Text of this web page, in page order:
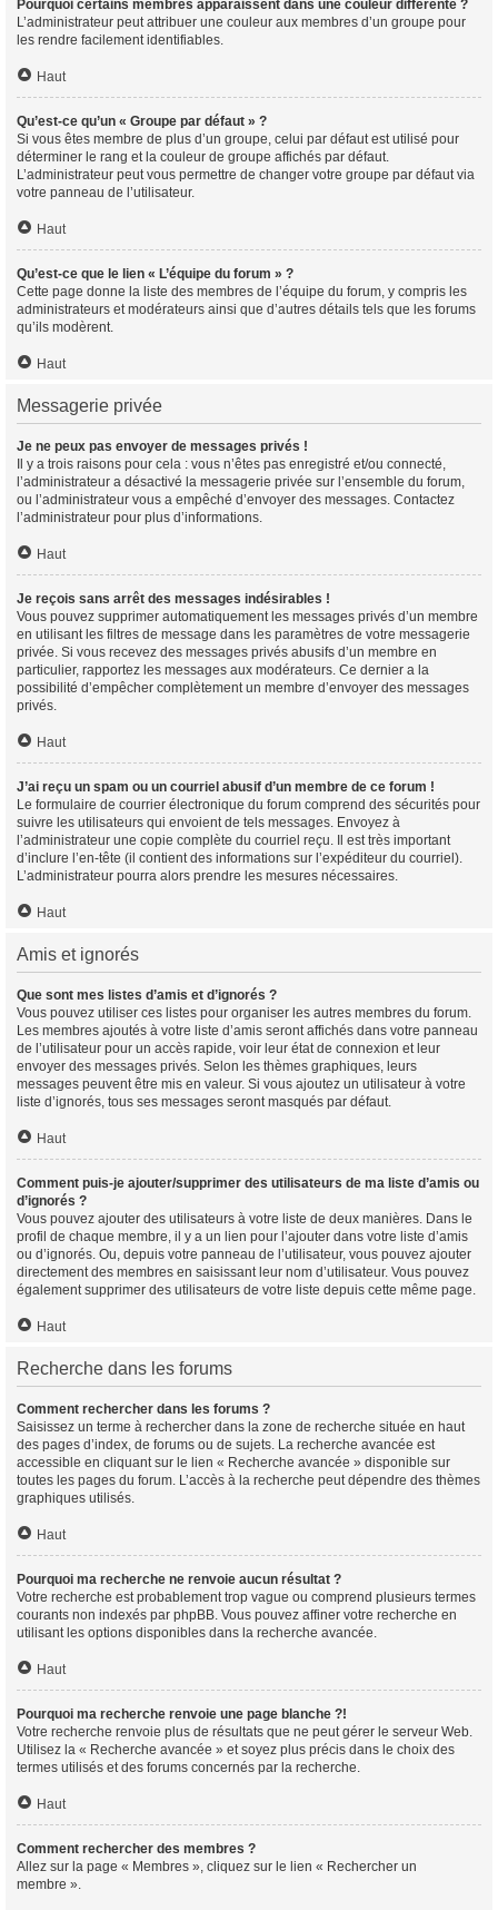
Pourquoi certains membres apparaissent dans une couleur différente ?
L’administrateur peut attribuer une couleur aux membres d’un groupe pour
les rendre facilement identifiables.
Haut
Qu’est-ce qu’un « Groupe par défaut » ?
Si vous êtes membre de plus d’un groupe, celui par défaut est utilisé pour
déterminer le rang et la couleur de groupe affichés par défaut.
L’administrateur peut vous permettre de changer votre groupe par défaut via
votre panneau de l’utilisateur.
Haut
Qu’est-ce que le lien « L’équipe du forum » ?
Cette page donne la liste des membres de l’équipe du forum, y compris les
administrateurs et modérateurs ainsi que d’autres détails tels que les forums
qu’ils modèrent.
Haut
Messagerie privée
Je ne peux pas envoyer de messages privés !
Il y a trois raisons pour cela : vous n’êtes pas enregistré et/ou connecté,
l’administrateur a désactivé la messagerie privée sur l’ensemble du forum,
ou l’administrateur vous a empêché d’envoyer des messages. Contactez
l’administrateur pour plus d’informations.
Haut
Je reçois sans arrêt des messages indésirables !
Vous pouvez supprimer automatiquement les messages privés d’un membre
en utilisant les filtres de message dans les paramètres de votre messagerie
privée. Si vous recevez des messages privés abusifs d’un membre en
particulier, rapportez les messages aux modérateurs. Ce dernier a la
possibilité d’empêcher complètement un membre d’envoyer des messages
privés.
Haut
J’ai reçu un spam ou un courriel abusif d’un membre de ce forum !
Le formulaire de courrier électronique du forum comprend des sécurités pour
suivre les utilisateurs qui envoient de tels messages. Envoyez à
l’administrateur une copie complète du courriel reçu. Il est très important
d’inclure l’en-tête (il contient des informations sur l’expéditeur du courriel).
L’administrateur pourra alors prendre les mesures nécessaires.
Haut
Amis et ignorés
Que sont mes listes d’amis et d’ignorés ?
Vous pouvez utiliser ces listes pour organiser les autres membres du forum.
Les membres ajoutés à votre liste d’amis seront affichés dans votre panneau
de l’utilisateur pour un accès rapide, voir leur état de connexion et leur
envoyer des messages privés. Selon les thèmes graphiques, leurs
messages peuvent être mis en valeur. Si vous ajoutez un utilisateur à votre
liste d’ignorés, tous ses messages seront masqués par défaut.
Haut
Comment puis-je ajouter/supprimer des utilisateurs de ma liste d’amis ou
d’ignorés ?
Vous pouvez ajouter des utilisateurs à votre liste de deux manières. Dans le
profil de chaque membre, il y a un lien pour l’ajouter dans votre liste d’amis
ou d’ignorés. Ou, depuis votre panneau de l’utilisateur, vous pouvez ajouter
directement des membres en saisissant leur nom d’utilisateur. Vous pouvez
également supprimer des utilisateurs de votre liste depuis cette même page.
Haut
Recherche dans les forums
Comment rechercher dans les forums ?
Saisissez un terme à rechercher dans la zone de recherche située en haut
des pages d’index, de forums ou de sujets. La recherche avancée est
accessible en cliquant sur le lien « Recherche avancée » disponible sur
toutes les pages du forum. L’accès à la recherche peut dépendre des thèmes
graphiques utilisés.
Haut
Pourquoi ma recherche ne renvoie aucun résultat ?
Votre recherche est probablement trop vague ou comprend plusieurs termes
courants non indexés par phpBB. Vous pouvez affiner votre recherche en
utilisant les options disponibles dans la recherche avancée.
Haut
Pourquoi ma recherche renvoie une page blanche ?!
Votre recherche renvoie plus de résultats que ne peut gérer le serveur Web.
Utilisez la « Recherche avancée » et soyez plus précis dans le choix des
termes utilisés et des forums concernés par la recherche.
Haut
Comment rechercher des membres ?
Allez sur la page « Membres », cliquez sur le lien « Rechercher un
membre ».